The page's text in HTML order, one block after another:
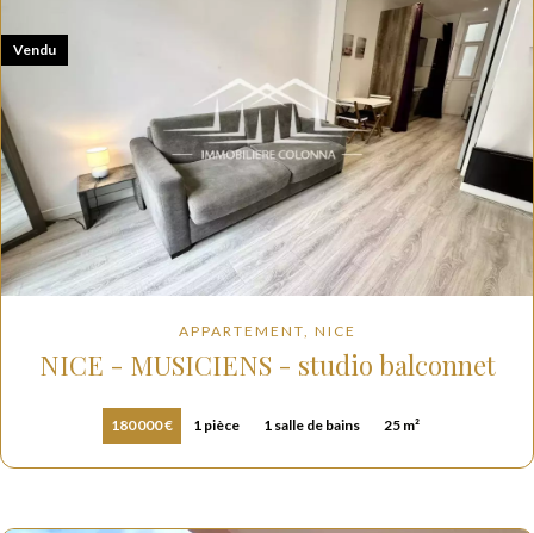
APPARTEMENT, NICE
NICE - MUSICIENS - studio balconnet
180 000 € 1 pièce 1 salle de bains 25 m²
Vendu